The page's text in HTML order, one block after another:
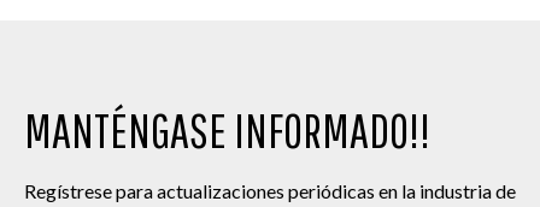
MANTÉNGASE INFORMADO!!
Regístrese para actualizaciones periódicas en la industria de